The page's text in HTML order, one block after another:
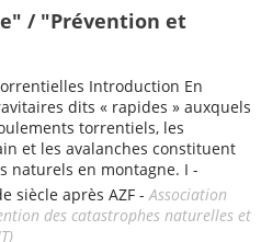
/ "Prévention et
Introduction En
dits « rapides » auxquels
torrentiels, les
et les avalanches constituent
naturels en montagne. I -
siècle après AZF - Association
des catastrophes naturelles et